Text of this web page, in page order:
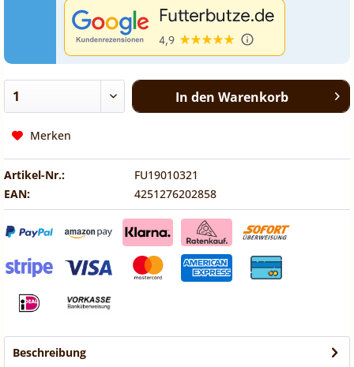
In den Warenkorb
Merken
Artikel-Nr.:
FU19010321
EAN:
4251276202858
Beschreibung